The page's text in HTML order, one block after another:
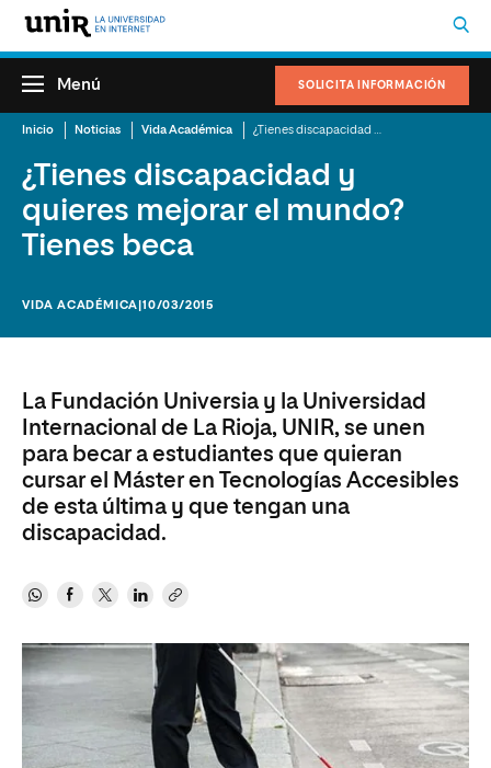
SOLICITA INFORMACIÓN
Menú
Inicio Noticias Vida Académica
¿Tienes discapacidad y
quieres mejorar el mundo?
Tienes beca
VIDA ACADÉMICA |10/03/2015
La Fundación Universia y la Universidad
Internacional de La Rioja, UNIR, se unen
para becar a estudiantes que quieran
cursar el Máster en Tecnologías Accesibles
de esta última y que tengan una
discapacidad.